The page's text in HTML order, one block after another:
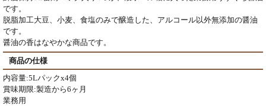
です。
脱脂加工大豆、小麦、食塩のみで醸造した、アルコール以外無添加の醤油
です。
醤油の香はなやかな商品です。
商品の仕様
内容量:5Lパックx4個
賞味期限:製造から6ヶ月
業務用